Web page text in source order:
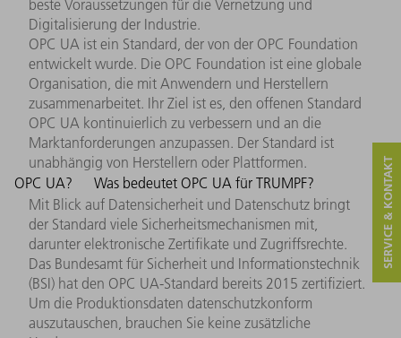
beste Voraussetzungen für die Vernetzung und
Digitalisierung der Industrie.
OPC UA ist ein Standard, der von der OPC Foundation
entwickelt wurde. Die OPC Foundation ist eine globale
Organisation, die mit Anwendern und Herstellern
zusammenarbeitet. Ihr Ziel ist es, den offenen Standard
OPC UA kontinuierlich zu verbessern und an die
Marktanforderungen anzupassen. Der Standard ist
unabhängig von Herstellern oder Plattformen.
OPC UA?
Mit Blick auf Datensicherheit und Datenschutz bringt
der Standard viele Sicherheitsmechanismen mit,
darunter elektronische Zertifikate und Zugriffsrechte.
Das Bundesamt für Sicherheit und Informationstechnik
(BSI) hat den OPC UA-Standard bereits 2015 zertifiziert.
Um die Produktionsdaten datenschutzkonform
auszutauschen, brauchen Sie keine zusätzliche
Was bedeutet OPC UA für TRUMPF? SERVICE & KONTAKT